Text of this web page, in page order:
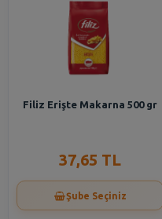
Filiz Erişte Makarna 500 gr
37,65 TL
Şube Seçiniz